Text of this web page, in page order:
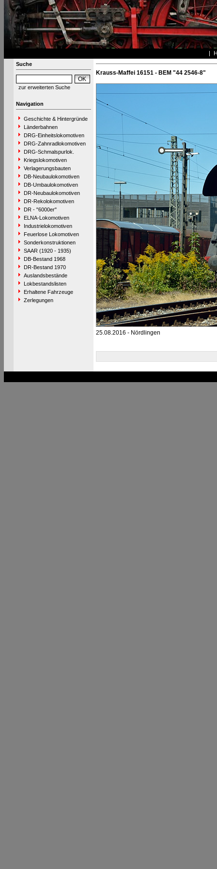
Suche
zur erweiterten Suche
Navigation
Geschichte & Hintergründe
Länderbahnen
DRG-Einheitslokomotiven
DRG-Zahnradlokomotiven
DRG-Schmalspurlok.
Kriegslokomotiven
Verlagerungsbauten
DB-Neubaulokomotiven
DB-Umbaulokomotiven
DR-Neubaulokomotiven
DR-Rekolokomotiven
DR - "6000er"
ELNA-Lokomotiven
Industrielokomotiven
Feuerlose Lokomotiven
Sonderkonstruktionen
SAAR (1920 - 1935)
DB-Bestand 1968
DR-Bestand 1970
Auslandsbestände
Lokbestandslisten
Erhaltene Fahrzeuge
Zerlegungen
Krauss-Maffei 16151 - BEM "44 2546-8"
25.08.2016 - Nördlingen